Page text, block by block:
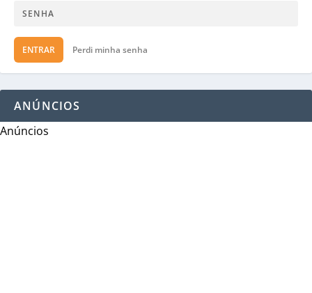
ENTRAR Perdi minha senha
ANÚNCIOS
Anúncios